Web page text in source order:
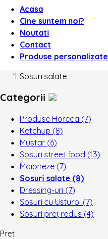
Acasa
Cine suntem noi?
Noutati
Contact
Produse personalizate
Sosuri salate
Categorii
Produse Horeca (7)
Ketchup (8)
Mustar (6)
Sosuri street food (13)
Maioneze (7)
Sosuri salate (8)
Dressing-uri (7)
Sosuri cu Usturoi (7)
Sosuri preț redus (4)
Pret